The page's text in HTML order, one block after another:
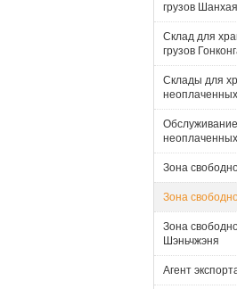
грузов Шанхая
Склад для
грузов
Склады для
неоплаченных
Зона
Зона
Зона
Шэньчжэня
Агент